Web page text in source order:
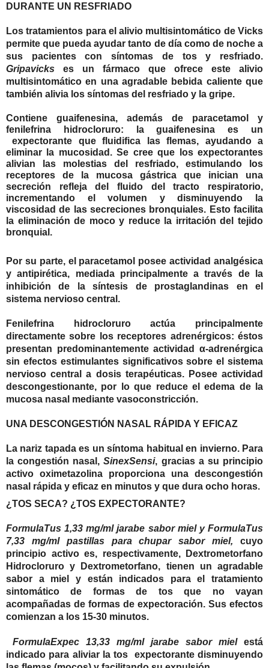
DURANTE UN RESFRIADO
Los tratamientos para el alivio multisintomático de Vicks
permite que pueda ayudar tanto de día como de noche a
sus pacientes con síntomas de tos y resfriado.
Gripavicks es un fármaco que ofrece este alivio
multisintomático en una agradable bebida caliente que
también alivia los síntomas del resfriado y la gripe.
Contiene guaifenesina, además de paracetamol y
fenilefrina hidrocloruro: la guaifenesina es un
expectorante que fluidifica las flemas, ayudando a
eliminar la mucosidad. Se cree que los expectorantes
alivian las molestias del resfriado, estimulando los
receptores de la mucosa gástrica que inician una
secreción refleja del fluido del tracto respiratorio,
incrementando el volumen y disminuyendo la
viscosidad de las secreciones bronquiales. Esto facilita
la eliminación de moco y reduce la irritación del tejido
bronquial.
Por su parte, el paracetamol posee actividad analgésica
y antipirética, mediada principalmente a través de la
inhibición de la síntesis de prostaglandinas en el
sistema nervioso central.
Fenilefrina hidrocloruro actúa principalmente
directamente sobre los receptores adrenérgicos: éstos
presentan predominantemente actividad α-adrenérgica
sin efectos estimulantes significativos sobre el sistema
nervioso central a dosis terapéuticas. Posee actividad
descongestionante, por lo que reduce el edema de la
mucosa nasal mediante vasoconstricción.
UNA DESCONGESTIÓN NASAL RÁPIDA Y EFICAZ
La nariz tapada es un síntoma habitual en invierno. Para
la congestión nasal,SinexSensi, gracias a su principio
activo oximetazolina proporciona una descongestión
nasal rápida y eficaz en minutos y que dura ocho horas.
¿TOS SECA? ¿TOS EXPECTORANTE?
FormulaTus 1,33 mg/ml jarabe sabor miel y FormulaTus
7,33 mg/ml pastillas para chupar sabor miel, cuyo
principio activo es, respectivamente,
Dextrometorfano
Hidrocloruro y Dextrometorfano, tienen un agradable
sabor a miel y están indicados para el tratamiento
sintomático de formas de tos que no vayan
acompañadas de formas de expectoración. Sus efectos
comienzan a los 15-30 minutos.
FormulaExpec 13,33 mg/ml jarabe sabor miel
está
indicado para aliviar la tos expectorante disminuyendo